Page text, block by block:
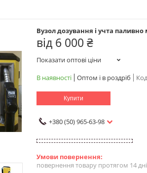
Вузол дозування і учта
від 6 000 ₴
Показати оптові ціни
В наявності
Оптом і в роздріб
Купити
+380 (50) 965-63-98
повернення товару протягом 14